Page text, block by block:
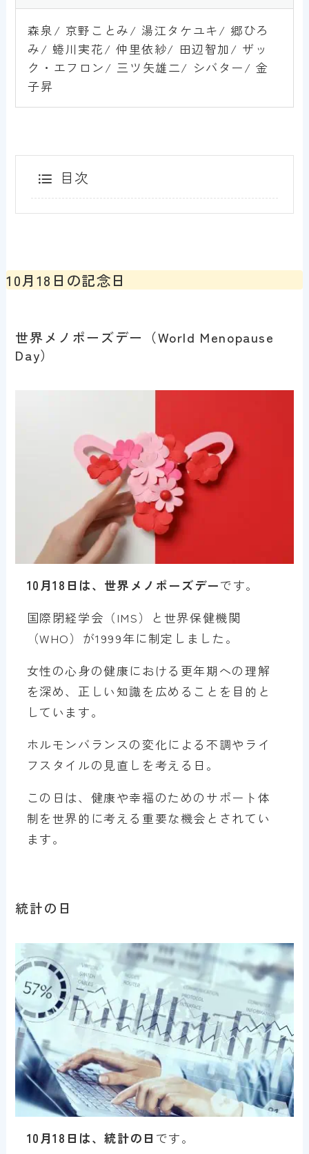
森泉/ 京野ことみ/ 湯江タケユキ/ 郷ひろ
み/ 蜷川実花/ 仲里依紗/ 田辺智加/ ザッ
ク・エフロン/ 三ツ矢雄二/ シバター/ 金
子昇
目次
10月18日の記念日
世界メノポーズデー（World Menopause
Day）
10月18日は、世界メノポーズデーです。
国際閉経学会（IMS）と世界保健機関
（WHO）が1999年に制定しました。
女性の心身の健康における更年期への理解
を深め、正しい知識を広めることを目的と
しています。
ホルモンバランスの変化による不調やライ
フスタイルの見直しを考える日。
この日は、健康や幸福のためのサポート体
制を世界的に考える重要な機会とされてい
ます。
統計の日
10月18日は、統計の日 です。